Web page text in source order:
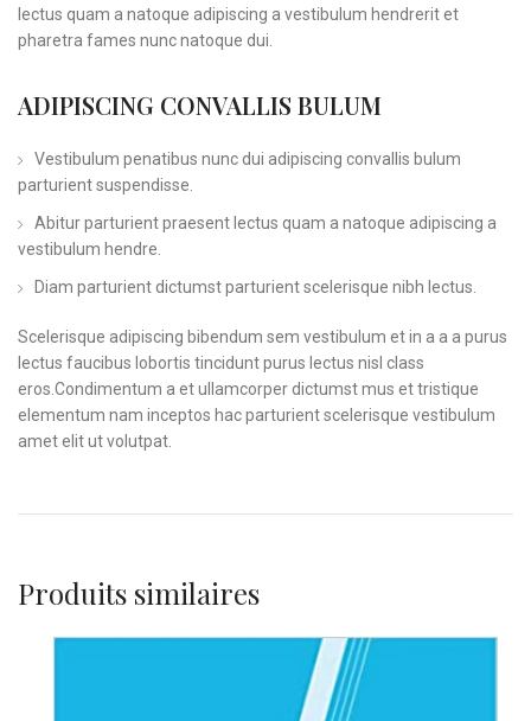
lectus quam a natoque adipiscing a vestibulum hendrerit et
pharetra fames nunc natoque dui.
ADIPISCING CONVALLIS BULUM
Vestibulum penatibus nunc dui adipiscing convallis bulum
parturient suspendisse.
Abitur parturient praesent lectus quam a natoque adipiscing a
vestibulum hendre.
Diam parturient dictumst parturient scelerisque nibh lectus.
Scelerisque adipiscing bibendum sem vestibulum et in a a a purus
lectus faucibus lobortis tincidunt purus lectus nisl class
eros.Condimentum a et ullamcorper dictumst mus et tristique
elementum nam inceptos hac parturient scelerisque vestibulum
amet elit ut volutpat.
Produits similaires